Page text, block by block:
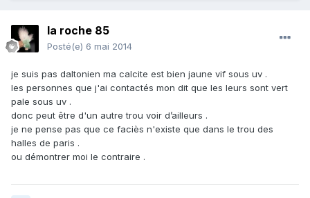
la roche 85
Posté(e) 6 mai 2014
je suis pas daltonien ma calcite est bien jaune vif sous uv .
les personnes que j'ai contactés mon dit que les leurs sont vert
pale sous uv .
donc peut être d'un autre trou voir d’ailleurs .
je ne pense pas que ce faciès n'existe que dans le trou des
halles de paris .
ou démontrer moi le contraire .